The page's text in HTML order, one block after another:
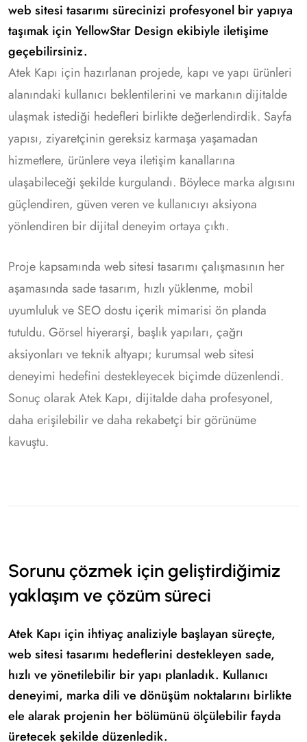
web sitesi tasarımı sürecinizi profesyonel bir yapıya
taşımak için YellowStar Design ekibiyle iletişime
geçebilirsiniz.
Atek Kapı için hazırlanan projede, kapı ve yapı ürünleri
alanındaki kullanıcı beklentilerini ve markanın dijitalde
ulaşmak istediği hedefleri birlikte değerlendirdik. Sayfa
yapısı, ziyaretçinin gereksiz karmaşa yaşamadan
hizmetlere, ürünlere veya iletişim kanallarına
ulaşabileceği şekilde kurgulandı. Böylece marka algısını
güçlendiren, güven veren ve kullanıcıyı aksiyona
yönlendiren bir dijital deneyim ortaya çıktı.
Proje kapsamında web sitesi tasarımı çalışmasının her
aşamasında sade tasarım, hızlı yüklenme, mobil
uyumluluk ve SEO dostu içerik mimarisi ön planda
tutuldu. Görsel hiyerarşi, başlık yapıları, çağrı
aksiyonları ve teknik altyapı; kurumsal web sitesi
deneyimi hedefini destekleyecek biçimde düzenlendi.
Sonuç olarak Atek Kapı, dijitalde daha profesyonel,
daha erişilebilir ve daha rekabetçi bir görünüme
kavuştu.
Sorunu çözmek için geliştirdiğimiz
yaklaşım ve çözüm süreci
Atek Kapı için ihtiyaç analiziyle başlayan süreçte,
web sitesi tasarımı hedeflerini destekleyen sade,
hızlı ve yönetilebilir bir yapı planladık. Kullanıcı
deneyimi, marka dili ve dönüşüm noktalarını birlikte
ele alarak projenin her bölümünü ölçülebilir fayda
üretecek şekilde düzenledik.